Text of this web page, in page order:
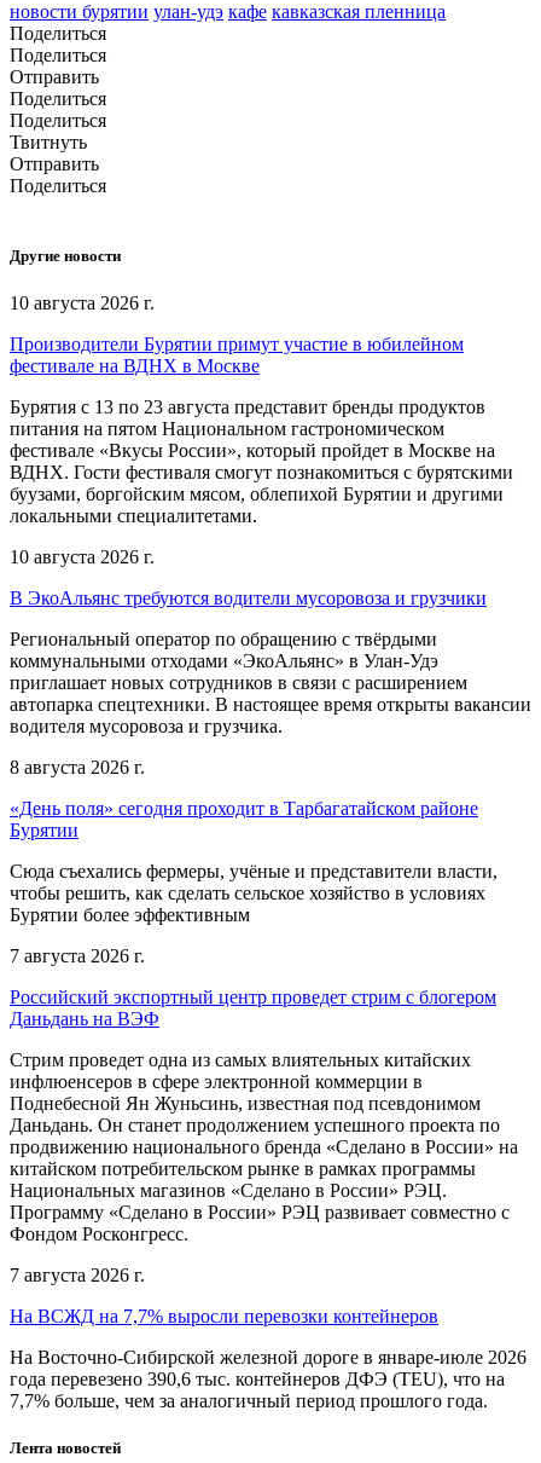
новости бурятии улан-удэ кафе кавказская пленница
Поделиться
Поделиться
Отправить
Поделиться
Поделиться
Твитнуть
Отправить
Поделиться
Другие новости
10 августа 2026 г.
Производители Бурятии примут участие в юбилейном
фестивале на ВДНХ в Москве
Бурятия с 13 по 23 августа представит бренды продуктов
питания на пятом Национальном гастрономическом
фестивале «Вкусы России», который пройдет в Москве на
ВДНХ. Гости фестиваля смогут познакомиться с бурятскими
буузами, боргойским мясом, облепихой Бурятии и другими
локальными специалитетами.
10 августа 2026 г.
В ЭкоАльянс требуются водители мусоровоза и грузчики
Региональный оператор по обращению с твёрдыми
коммунальными отходами «ЭкоАльянс» в Улан-Удэ
приглашает новых сотрудников в связи с расширением
автопарка спецтехники. В настоящее время открыты вакансии
водителя мусоровоза и грузчика.
8 августа 2026 г.
«День поля» сегодня проходит в Тарбагатайском районе
Бурятии
Сюда съехались фермеры, учёные и представители власти,
чтобы решить, как сделать сельское хозяйство в условиях
Бурятии более эффективным
7 августа 2026 г.
Российский экспортный центр проведет стрим с блогером
Даньдань на ВЭФ
Стрим проведет одна из самых влиятельных китайских
инфлюенсеров в сфере электронной коммерции в
Поднебесной Ян Жуньсинь, известная под псевдонимом
Даньдань. Он станет продолжением успешного проекта по
продвижению национального бренда «Сделано в России» на
китайском потребительском рынке в рамках программы
Национальных магазинов «Сделано в России» РЭЦ.
Программу «Сделано в России» РЭЦ развивает совместно с
Фондом Росконгресс.
7 августа 2026 г.
На ВСЖД на 7,7% выросли перевозки контейнеров
На Восточно-Сибирской железной дороге в январе-июле 2026
года перевезено 390,6 тыс. контейнеров ДФЭ (TEU), что на
7,7% больше, чем за аналогичный период прошлого года.
Лента новостей